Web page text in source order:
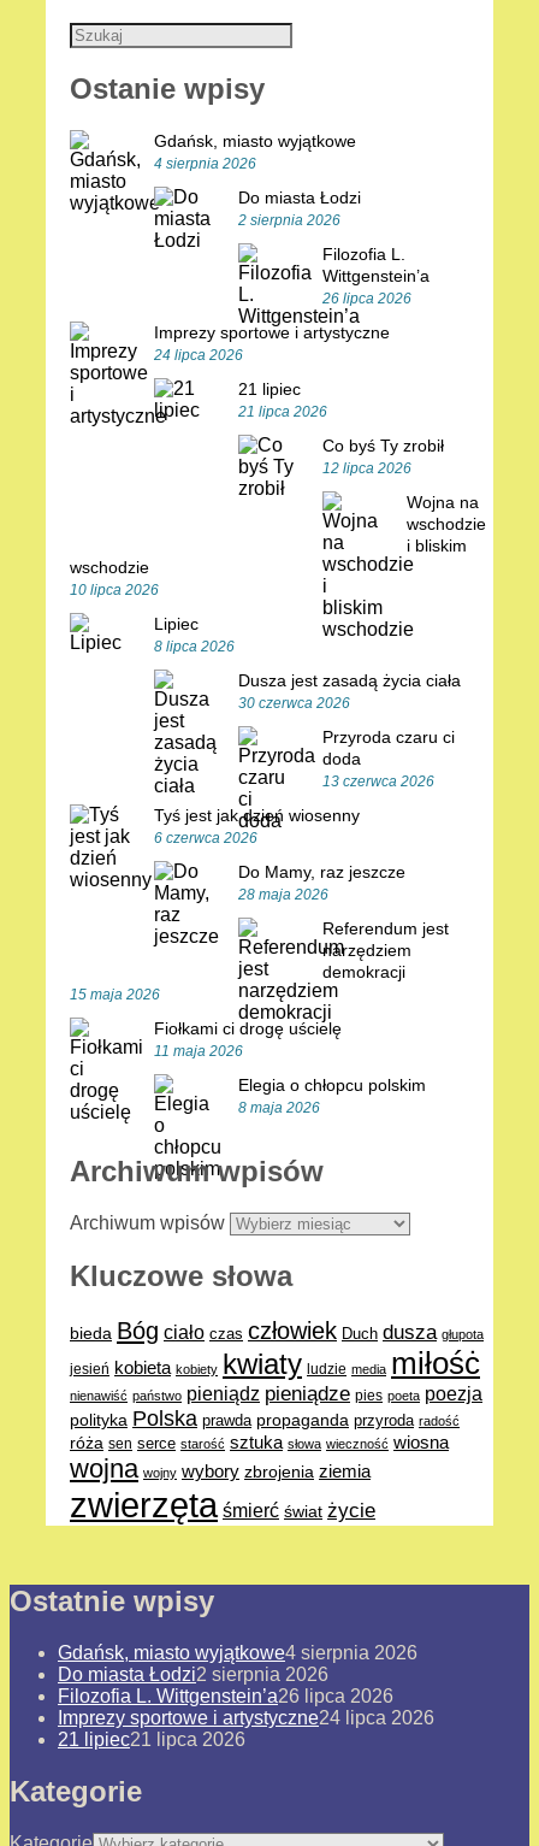
Ostanie wpisy
Gdańsk, miasto wyjątkowe
4 sierpnia 2026
Do miasta Łodzi
2 sierpnia 2026
Filozofia L.
Wittgenstein’a
26 lipca 2026
Imprezy sportowe i artystyczne
24 lipca 2026
21 lipiec
21 lipca 2026
Co byś Ty zrobił
12 lipca 2026
Wojna na
wschodzie
i bliskim
wschodzie
10 lipca 2026
Lipiec
8 lipca 2026
Dusza jest zasadą życia ciała
30 czerwca 2026
Przyroda czaru ci
doda
13 czerwca 2026
Tyś jest jak dzień wiosenny
6 czerwca 2026
Do Mamy, raz jeszcze
28 maja 2026
Referendum jest
narzędziem
demokracji
15 maja 2026
Fiołkami ci drogę uścielę
11 maja 2026
Elegia o chłopcu polskim
8 maja 2026
Archiwum wpisów
Archiwum wpisów
Kluczowe słowa
bieda Bóg ciało czas człowiek Duch dusza głupota
jesień kobieta kobiety kwiaty ludzie media miłośċ
nienawiść państwo pieniądz pieniądze pies poeta poezja
polityka Polska prawda propaganda przyroda radość
róża sen serce starość sztuka słowa wieczność wiosna
wojna wojny wybory zbrojenia ziemia
zwierzęta śmierć świat życie
Ostatnie wpisy
Gdańsk, miasto wyjątkowe4 sierpnia 2026
Do miasta Łodzi2 sierpnia 2026
Filozofia L. Wittgenstein’a26 lipca 2026
Imprezy sportowe i artystyczne24 lipca 2026
21 lipiec21 lipca 2026
Kategorie